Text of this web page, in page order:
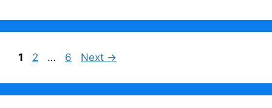
Page
1 Page
2 … Page
6 Next →